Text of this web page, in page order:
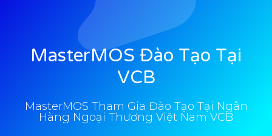
MasterMOS Đào Tạo Tại
VCB
MasterMOS Tham Gia Đào Tạo Tại Ngân
Hàng Ngoại Thương Việt Nam VCB